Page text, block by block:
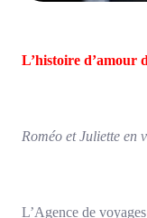
L’histoire d’amour
Roméo et Juliette en
L’Agence de